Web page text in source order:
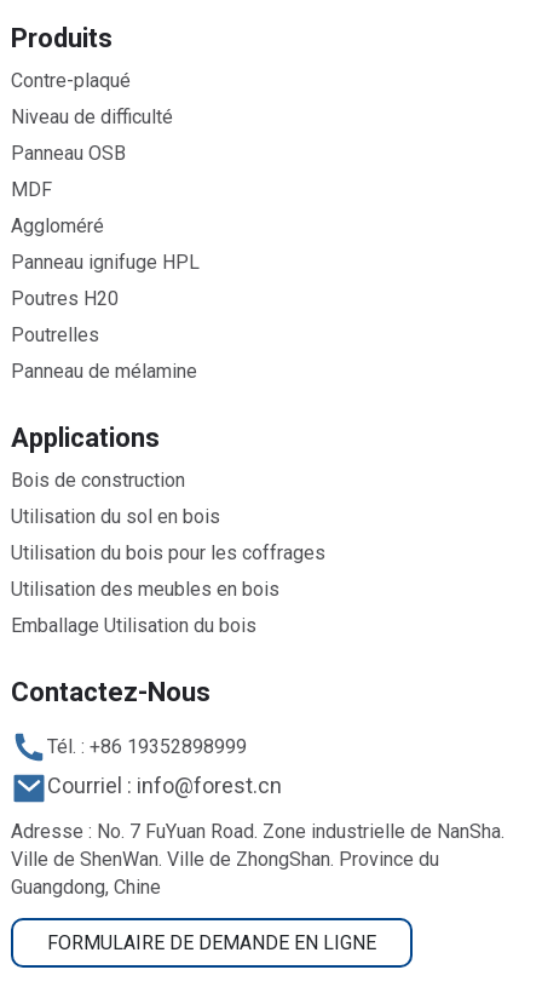
Produits
Contre-plaqué
Niveau de difficulté
Panneau OSB
MDF
Aggloméré
Panneau ignifuge HPL
Poutres H20
Poutrelles
Panneau de mélamine
Applications
Bois de construction
Utilisation du sol en bois
Utilisation du bois pour les coffrages
Utilisation des meubles en bois
Emballage Utilisation du bois
Contactez-Nous
Tél. : +86 19352898999
Courriel : info@forest.cn
Adresse : No. 7 FuYuan Road. Zone industrielle de NanSha.
Ville de ShenWan. Ville de ZhongShan. Province du
Guangdong, Chine
FORMULAIRE DE DEMANDE EN LIGNE